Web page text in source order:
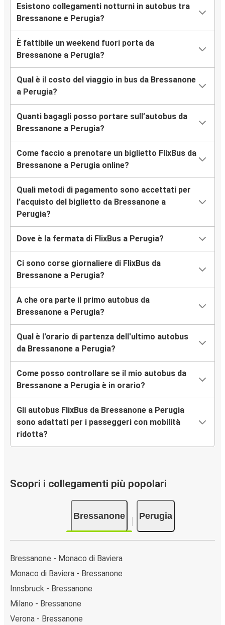
Esistono collegamenti notturni in autobus tra
Bressanone e Perugia?
È fattibile un weekend fuori porta da
Bressanone a Perugia?
Qual è il costo del viaggio in bus da Bressanone
a Perugia?
Quanti bagagli posso portare sull’autobus da
Bressanone a Perugia?
Come faccio a prenotare un biglietto FlixBus da
Bressanone a Perugia online?
Quali metodi di pagamento sono accettati per
l’acquisto del biglietto da Bressanone a
Perugia?
Dove è la fermata di FlixBus a Perugia?
Ci sono corse giornaliere di FlixBus da
Bressanone a Perugia?
A che ora parte il primo autobus da
Bressanone a Perugia?
Qual è l'orario di partenza dell'ultimo autobus
da Bressanone a Perugia?
Come posso controllare se il mio autobus da
Bressanone a Perugia è in orario?
Gli autobus FlixBus da Bressanone a Perugia
sono adattati per i passeggeri con mobilità
ridotta?
Scopri i collegamenti più popolari
Bressanone Perugia
Bressanone - Monaco di Baviera
Monaco di Baviera - Bressanone
Innsbruck - Bressanone
Milano - Bressanone
Verona - Bressanone